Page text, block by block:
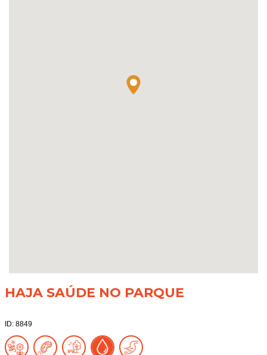
HAJA SAÚDE NO PARQUE
ID: 8849